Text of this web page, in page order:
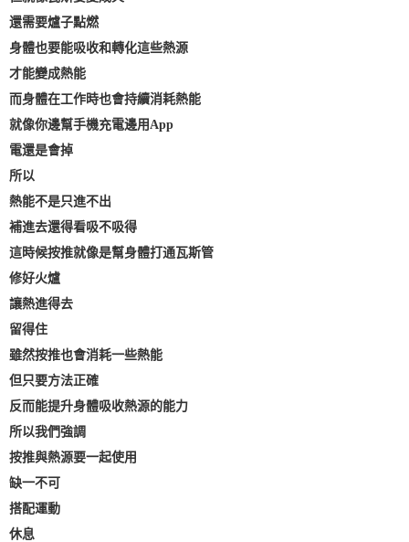
還需要爐子點燃
身體也要能吸收和轉化這些熱源
才能變成熱能
而身體在工作時也會持續消耗熱能
就像你邊幫手機充電邊用App
電還是會掉
所以
熱能不是只進不出
補進去還得看吸不吸得
這時候按推就像是幫身體打通瓦斯管
修好火爐
讓熱進得去
留得住
雖然按推也會消耗一些熱能
但只要方法正確
反而能提升身體吸收熱源的能力
所以我們強調
按推與熱源要一起使用
缺一不可
搭配運動
休息